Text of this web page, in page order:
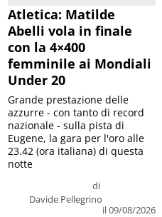
Atletica: Matilde
Abelli vola in finale
con la 4×400
femminile ai Mondiali
Under 20
di
Davide Pellegrino
il 09/08/2026
Grande prestazione delle
azzurre - con tanto di record
nazionale - sulla pista di
Eugene, la gara per l'oro alle
23.42 (ora italiana) di questa
notte